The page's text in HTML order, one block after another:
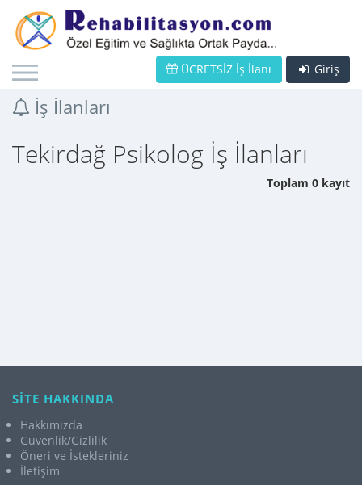
Giriş
ÜCRETSİZ İş İlanı
İş İlanları
Tekirdağ Psikolog İş İlanları
Toplam 0 kayıt
SİTE HAKKINDA
Hakkımızda
Güvenlik/Gizlilik
Öneri ve İstekleriniz
İletişim